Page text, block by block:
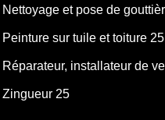
Nettoyage et pose de
Peinture sur tuile et toiture 25
Réparateur, installateur de
Zingueur 25